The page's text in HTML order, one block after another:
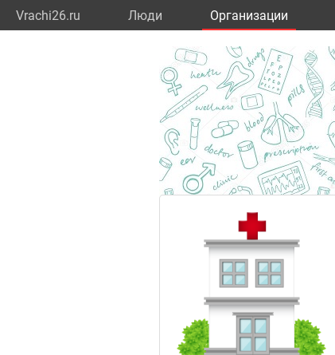
Vrachi26.ru Люди Организации